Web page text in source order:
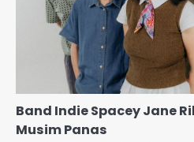
Band Indie Spacey Jane
Musim Panas